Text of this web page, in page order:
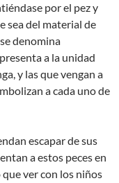
por el pez y
sea del material de
denomina
a la unidad
y las que vengan a
a cada uno de
escapar de sus
a estos peces en
ver con los niños